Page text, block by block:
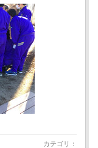
カテゴリ：